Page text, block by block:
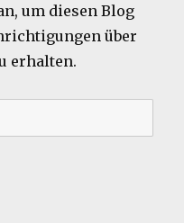
um diesen Blog
über
erhalten.